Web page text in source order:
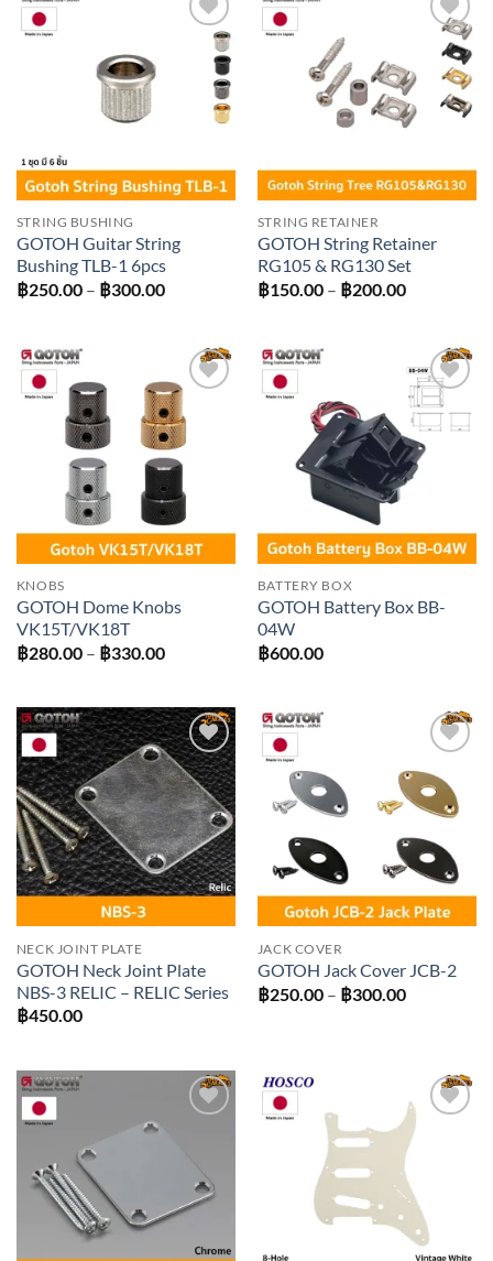
Add to
wishlist
STRING BUSHING
GOTOH Guitar String
Bushing TLB-1 6pcs
฿250.00 – ฿300.00Price
฿300.00
Add to
wishlist
STRING RETAINER
GOTOH String Retainer
RG105 & RG130 Set
฿150.00 – ฿200.00Price
฿200.00
wishlist
KNOBS
GOTOH Dome Knobs
VK15T/VK18T
฿280.00 – ฿330.00Price
฿330.00
Add to
wishlist
BATTERY BOX
GOTOH Battery Box BB-
04W
฿600.00
Add to
wishlist
NECK JOINT PLATE
GOTOH Neck Joint Plate
NBS-3 RELIC – RELIC Series
฿450.00
Add to
wishlist
JACK COVER
GOTOH Jack Cover JCB-2
฿250.00 – ฿300.00Price